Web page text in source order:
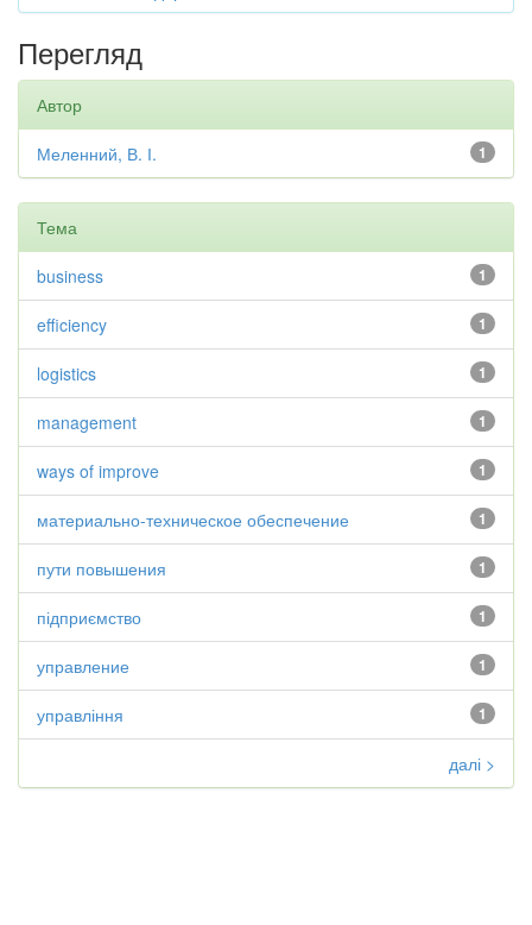
Перегляд
Автор
1
Меленний, В. І.
Тема
1
business
1
efficiency
1
logistics
1
management
1
ways of improve
1
материально-техническое обеспечение
1
пути повышения
1
підприємство
1
управление
1
управління
далі >